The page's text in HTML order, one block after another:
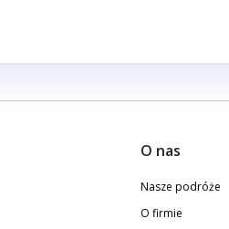
O nas
Nasze podróże
O firmie